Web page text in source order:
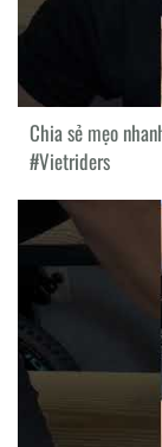
Chia sẻ mẹo
#Vietriders